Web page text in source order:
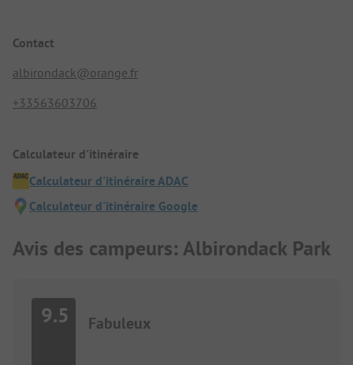
Contact
albirondack@orange.fr
+33563603706
Calculateur d'itinéraire
Calculateur d'itinéraire ADAC
Calculateur d'itinéraire Google
Avis des campeurs: Albirondack Park
9.5 Fabuleux